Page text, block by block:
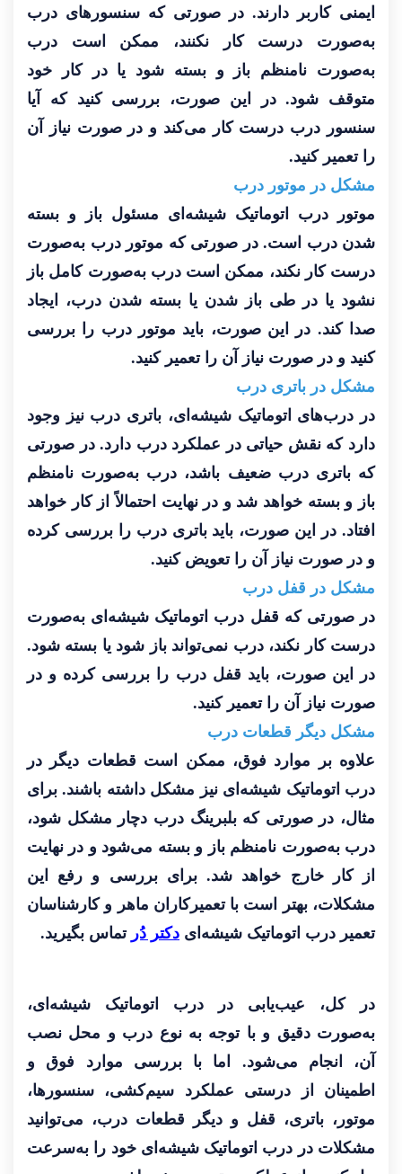
ایمنی کاربر دارند. در صورتی که سنسورهای درب
به‌صورت درست کار نکنند، ممکن است درب
به‌صورت نامنظم باز و بسته شود یا در کار خود
متوقف شود. در این صورت، بررسی کنید که آیا
سنسور درب درست کار می‌کند و در صورت نیاز آن
را تعمیر کنید.
مشکل در موتور درب
موتور درب اتوماتیک شیشه‌ای مسئول باز و بسته
شدن درب است. در صورتی که موتور درب به‌صورت
درست کار نکند، ممکن است درب به‌صورت کامل باز
نشود یا در طی باز شدن یا بسته شدن درب، ایجاد
صدا کند. در این صورت، باید موتور درب را بررسی
کنید و در صورت نیاز آن را تعمیر کنید.
مشکل در باتری درب
در درب‌های اتوماتیک شیشه‌ای، باتری درب نیز وجود
دارد که نقش حیاتی در عملکرد درب دارد. در صورتی
که باتری درب ضعیف باشد، درب به‌صورت نامنظم
باز و بسته خواهد شد و در نهایت احتمالاً از کار خواهد
افتاد. در این صورت، باید باتری درب را بررسی کرده
و در صورت نیاز آن را تعویض کنید.
مشکل در قفل درب
در صورتی که قفل درب اتوماتیک شیشه‌ای به‌صورت
درست کار نکند، درب نمی‌تواند باز شود یا بسته شود.
در این صورت، باید قفل درب را بررسی کرده و در
صورت نیاز آن را تعمیر کنید.
مشکل دیگر قطعات درب
علاوه بر موارد فوق، ممکن است قطعات دیگر در
درب اتوماتیک شیشه‌ای نیز مشکل داشته باشند. برای
مثال، در صورتی که بلبرینگ درب دچار مشکل شود،
درب به‌صورت نامنظم باز و بسته می‌شود و در نهایت
از کار خارج خواهد شد. برای بررسی و رفع این
مشکلات، بهتر است با تعمیرکاران ماهر و کارشناسان
تعمیر درب اتوماتیک شیشه‌ای دکتر دُر تماس بگیرید.
در کل، عیب‌یابی در درب اتوماتیک شیشه‌ای،
به‌صورت دقیق و با توجه به نوع درب و محل نصب
آن، انجام می‌شود. اما با بررسی موارد فوق و
اطمینان از درستی عملکرد سیم‌کشی، سنسورها،
موتور، باتری، قفل و دیگر قطعات درب، می‌توانید
مشکلات در درب اتوماتیک شیشه‌ای خود را به‌سرعت